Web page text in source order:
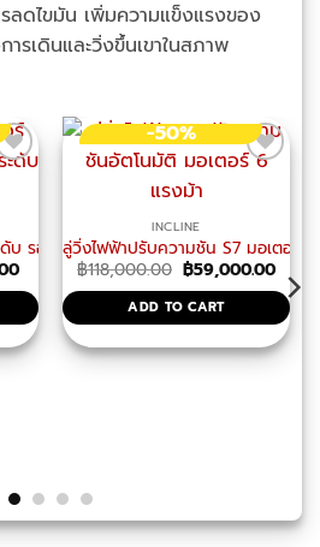
ลดไขมัน เพิ่มความแข็งแรงของ
รเดินและวิ่งขึ้นเขาในสภาพ
บ รองรับ Zwift
Current
price
is:
฿14,900.00.
-50%
INCLINE
ลู่วิ่งไฟฟ้าปรับความชัน S7 มอเตอร์
฿118,000.00 Original
price
was:
฿118,000.00.
฿59,000.00
price
is:
฿
ADD TO CART